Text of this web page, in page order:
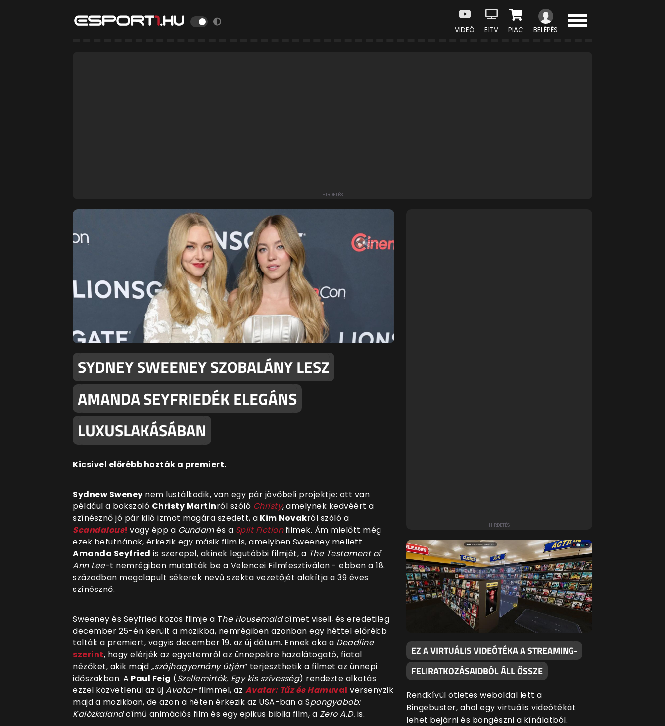
VIDEÓ E1TV PIAC BELÉPÉS
SYDNEY SWEENEY SZOBALÁNY LESZ
AMANDA SEYFRIEDÉK ELEGÁNS
LUXUSLAKÁSÁBAN
Kicsivel előrébb hozták a premiert.
Sydnew Sweney nem lustálkodik, van egy pár jövőbeli projektje: ott van
például a bokszoló Christy Martinról szóló Christy, amelynek kedvéért a
színésznő jó pár kiló izmot magára szedett, a Kim Novakról szóló a
Scandalous! vagy épp a Gundamés a Split Fictionfilmek. Ám mielőtt még
ezek befutnának, érkezik egy másik film is, amelyben Sweeney mellett
Amanda Seyfried is szerepel, akinek legutóbbi filmjét, a The Testament of
Ann Lee-t nemrégiben mutatták be a Velencei Filmfesztiválon - ebben a 18.
században megalapult sékerek nevű szekta vezetőjét alakítja a 39 éves
színésznő.
Sweeney és Seyfried közös filmje a The Housemaidcímet viseli, és eredetileg
december 25-én került a mozikba, nemrégiben azonban egy héttel előrébb
tolták a premiert, vagyis december 19. az új dátum. Ennek oka a Deadline
szerint, hogy elérjék az egyetemről az ünnepekre hazalátogató, fiatal
nézőket, akik majd „szájhagyomány útján” terjeszthetik a filmet az ünnepi
időszakban. A Paul Feig (Szellemirtók, Egy kis szívesség) rendezte alkotás
ezzel közvetlenül az új Avatar-filmmel, az Avatar: Tűz és Hamuval versenyzik
majd a mozikban, de azon a héten érkezik az USA-ban a Spongyabob:
Kalózkalandcímű animációs film és egy epikus biblia film, a Zero A.D. is.
EZ A VIRTUÁLIS VIDEÓTÉKA A STREAMING-
FELIRATKOZÁSAIDBÓL ÁLL ÖSSZE
Rendkívül ötletes weboldal lett a
Bingebuster, ahol egy virtuális videótékát
lehet bejárni és böngészni a kínálatból.